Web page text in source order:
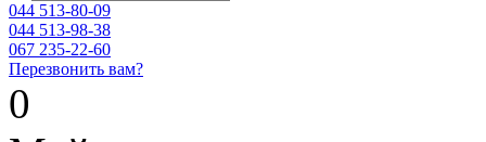
044 513-80-09
044 513-98-38
067 235-22-60
Перезвонить вам?
0